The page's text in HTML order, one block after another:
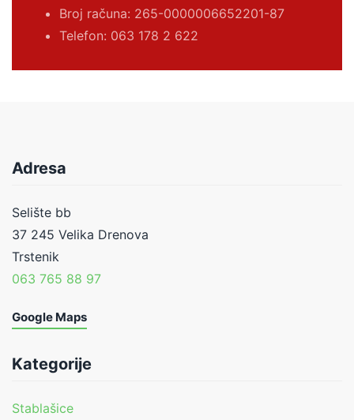
Broj računa: 265-0000006652201-87
Telefon: 063 178 2 622
Adresa
Selište bb
37 245 Velika Drenova
Trstenik
063 765 88 97
Google Maps
Kategorije
Stablašice